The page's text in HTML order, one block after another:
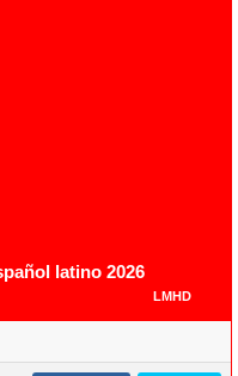
latino 2026
LMHD